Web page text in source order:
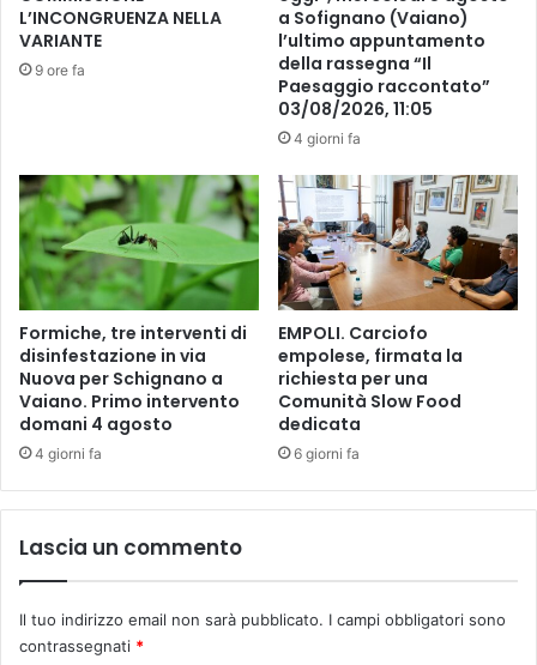
D
O
O
R
T
O
A
F
I
R
E
N
Z
E
t
i
l
i
n
a
e
s
u
l
l
e
c
i
c
l
a
b
i
l
L’INCONGRUENZA NELLA
VARIANTE
9 ore fa
a Sofignano (Vaiano)
l’ultimo appuntamento
della rassegna “Il
Paesaggio raccontato”
03/08/2026, 11:05
4 giorni fa
Formiche, tre interventi di
disinfestazione in via
Nuova per Schignano a
Vaiano. Primo intervento
domani 4 agosto
4 giorni fa
EMPOLI. Carciofo
empolese, firmata la
richiesta per una
Comunità Slow Food
dedicata
6 giorni fa
Lascia un commento
Il tuo indirizzo email non sarà pubblicato. I campi obbligatori sono
contrassegnati *